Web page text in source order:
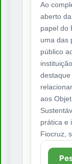
Ao
aberto
papel do
uma das
público
aos
prática e
Fiocruz,